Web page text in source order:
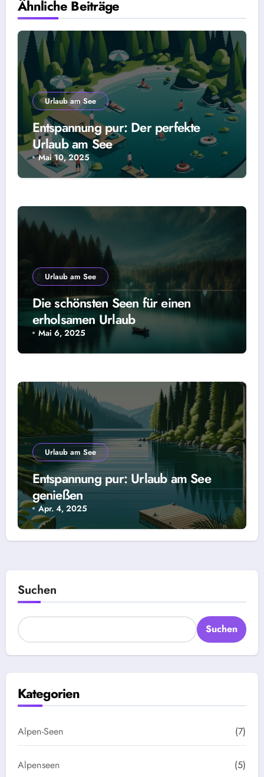
Ähnliche Beiträge
Urlaub am See
Entspannung pur: Der perfekte
Urlaub am See
Mai 10, 2025
Urlaub am See
Die schönsten Seen für einen
erholsamen Urlaub
Mai 6, 2025
Urlaub am See
Entspannung pur: Urlaub am See
genießen
Apr. 4, 2025
Suchen
Suchen
Kategorien
Alpen-Seen (7)
Alpenseen (5)